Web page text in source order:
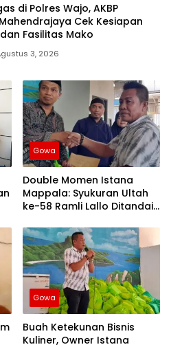
di Polres Wajo, AKBP
Cek Kesiapan
Fasilitas Mako
3, 2026
Gowa
Double Momen Istana
Mappala: Syukuran Ultah
ke-58 Ramli Lallo Ditandai
Ibadah
Gowa
Buah Ketekunan Bisnis
Kuliner, Owner Istana